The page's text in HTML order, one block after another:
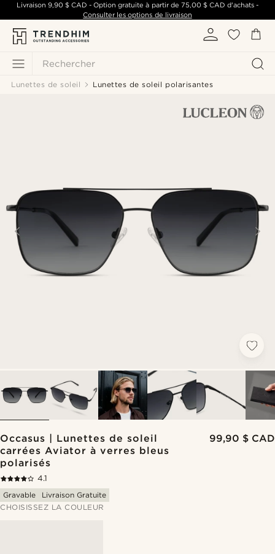
Rechercher
Livraison 9,90 $ CAD - Option gratuite à partir de 75,00 $ CAD d'achats -
Consulter les options de livraison
Lunettes de soleil Lunettes de soleil polarisantes
Occasus | Lunettes de soleil
carrées Aviator à verres bleus
polarisés
99,90 $ CAD
4.1
Gravable
Livraison Gratuite
CHOISISSEZ LA COULEUR